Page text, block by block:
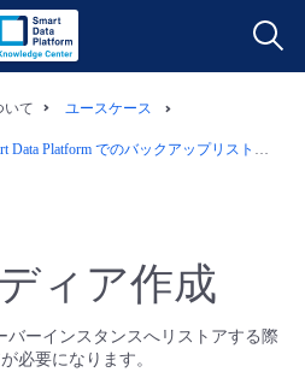
いて ユースケース
Platform でのバックアップリストア運用例
ィア作成
バーインスタンスへリストアする際
必要になります。